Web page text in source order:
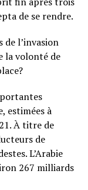
de se rendre.
de l’invasion
la volonté de
estimées à
À titre de
de
L’Arabie
267 milliards